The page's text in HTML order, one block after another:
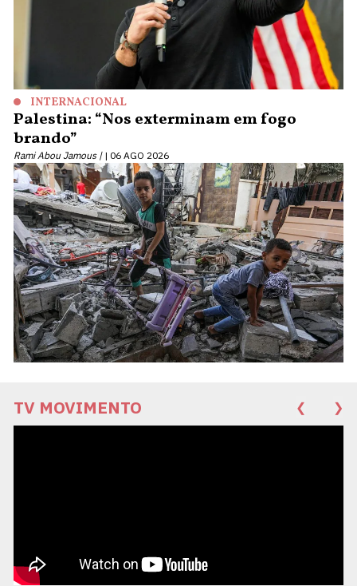
INTERNACIONAL
Palestina: “Nos exterminam em fogo
brando”
Rami Abou Jamous | 06 AGO 2026
TV MOVIMENTO ❮ ❯